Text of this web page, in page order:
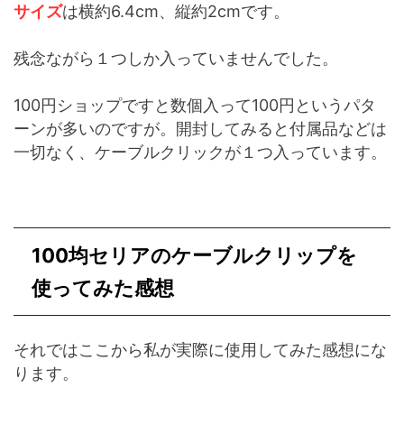
サイズは横約6.4cm、縦約2cmです。
残念ながら１つしか入っていませんでした。
100円ショップですと数個入って100円というパタ
ーンが多いのですが。開封してみると付属品などは
一切なく、ケーブルクリックが１つ入っています。
100均セリアのケーブルクリップを
使ってみた感想
それではここから私が実際に使用してみた感想にな
ります。